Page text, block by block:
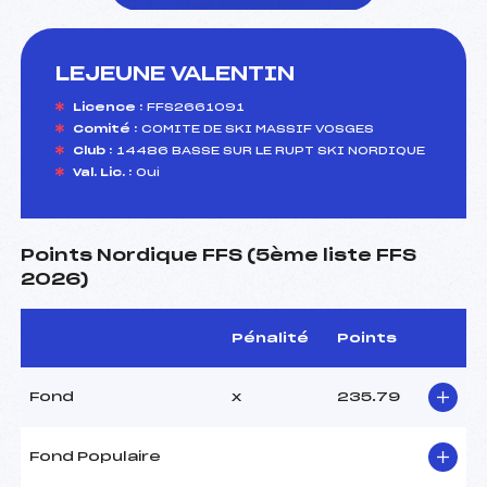
LEJEUNE VALENTIN
Licence : FFS2661091
Comité : COMITE DE SKI MASSIF VOSGES
Club : 14486 BASSE SUR LE RUPT SKI NORDIQUE
Val. Lic. : Oui
Points Nordique FFS (5ème liste FFS
2026)
Pénalité Points
Fond x 235.79
Fond Populaire